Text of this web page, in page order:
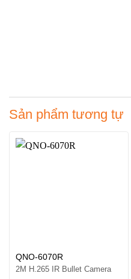
Sản phẩm tương tự
QNO-6070R
2M H.265 IR Bullet Camera